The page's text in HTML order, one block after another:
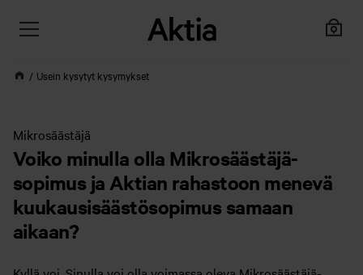
Usein kysytyt kysymykset
Mikrosäästäjä
Voiko minulla olla Mikrosäästäjä-
sopimus ja Aktian rahastoon menevä
kuukausisäästösopimus samaan
aikaan?